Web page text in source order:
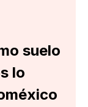
suelo
lo